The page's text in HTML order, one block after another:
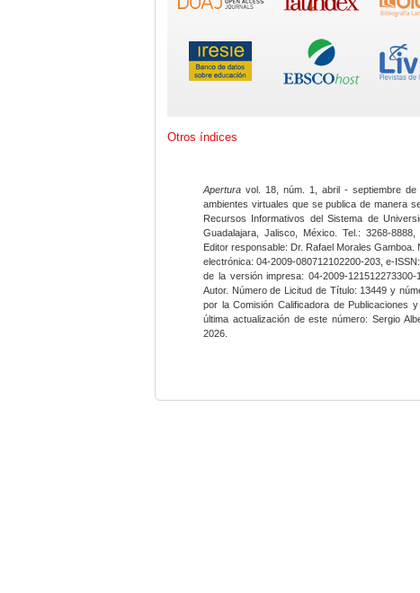
Otros índices
Apertura vol. 18, núm. 1, abril - septiembre
ambientes virtuales que se publica de manera
Recursos Informativos del Sistema de
Guadalajara, Jalisco, México. Tel.: 3268-
Editor responsable: Dr. Rafael Morales
electrónica: 04-2009-080712102200-203, e-
de la versión impresa: 04-2009-
Autor. Número de Licitud de Título: 13449 y
por la Comisión Calificadora de Publicaciones
última actualización de este número: Sergio
2026.